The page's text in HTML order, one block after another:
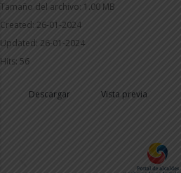
Tamaño del archivo: 1.00 MB
Created: 26-01-2024
Updated: 26-01-2024
Hits: 56
Descargar Vista previa